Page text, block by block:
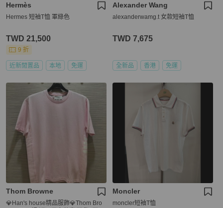
Hermès
Hermes 短袖T恤 軍綠色
TWD 21,500
9 折
近新閒置品 本地 免運
Alexander Wang
alexanderwamg.t 女款短袖T恤
TWD 7,675
全新品 香港 免運
Thom Browne
💎Han's house精品服飾💎Thom Bro
Moncler
moncler短袖T恤